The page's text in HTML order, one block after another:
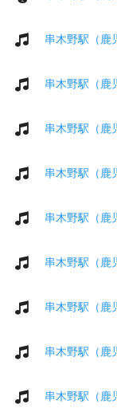
串木野駅（鹿
串木野駅（鹿
串木野駅（鹿
串木野駅（鹿
串木野駅（鹿
串木野駅（鹿
串木野駅（鹿
串木野駅（鹿
串木野駅（鹿